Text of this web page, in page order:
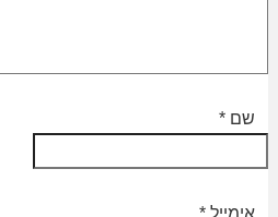
שם *
אימייל *